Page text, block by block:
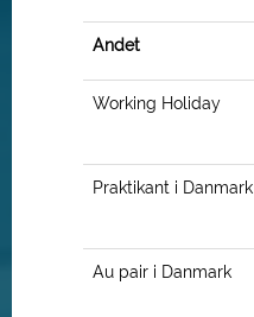
Andet
Working Holiday
Praktikant i Danmark
Au pair i Danmark